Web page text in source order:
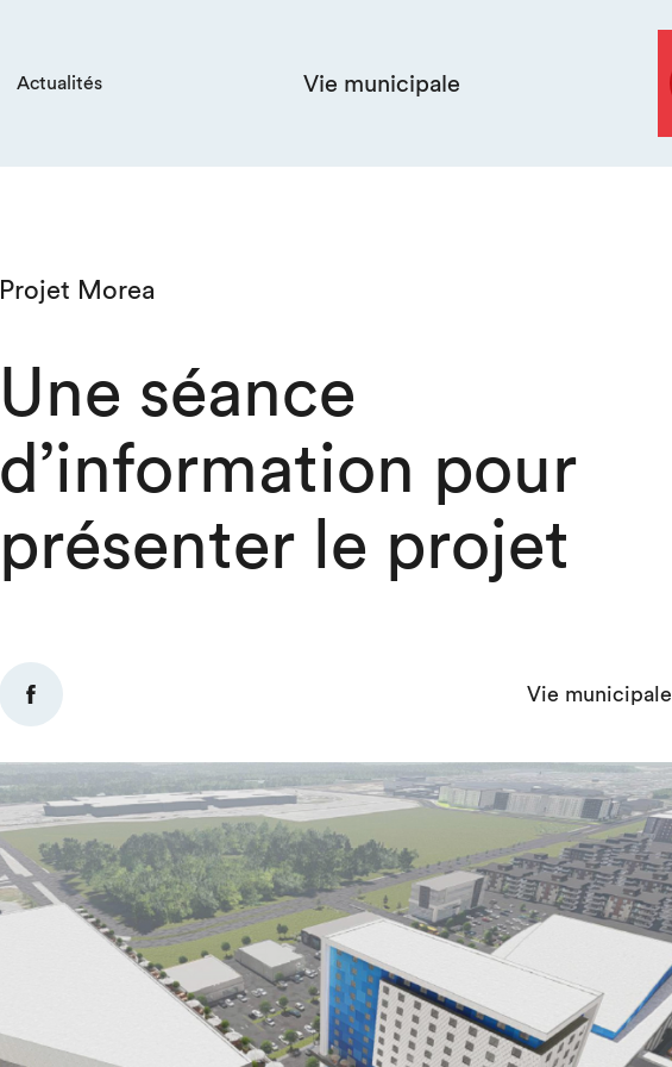
Actualités Vie municipale
Projet Morea
Une séance
d’information pour
présenter le projet
Vie municipale